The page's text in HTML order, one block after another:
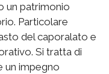
un patrimonio
Particolare
del caporalato e
Si tratta di
un impegno